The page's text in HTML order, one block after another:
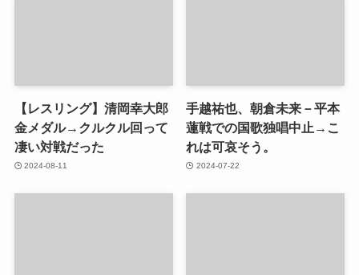
【レスリング】清岡幸大郎
金メダル→クルクル回って
凄い対戦だった
2024-08-11
手越祐也、朝倉未来－平本
蓮戦での国歌独唱中止→こ
れは可哀そう。
2024-07-22